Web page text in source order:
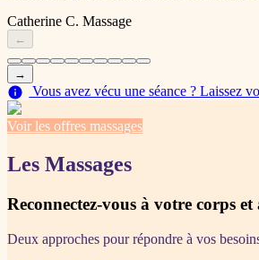
Catherine C. Massage
←
→
Vous avez vécu une séance ? Laissez
Voir les offres massages
Les Massages
Reconnectez-vous à votre corps et
Deux approches pour répondre à vos